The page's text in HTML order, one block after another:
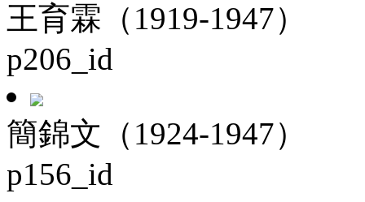
王育霖（1919-1947）
p206_id
簡錦文（1924-1947）
p156_id